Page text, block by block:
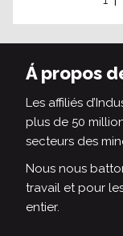
Á propos
Les affiliés
plus de 50
secteurs des
Nous nous
travail et pour
entier.